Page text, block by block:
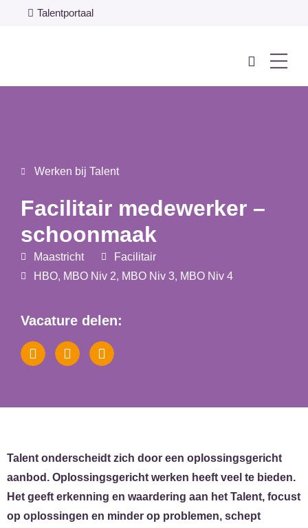
Talentportaal
Werken bij Talent
Facilitair medewerker –
schoonmaak
Maastricht
Facilitair
HBO, MBO Niv 2, MBO Niv 3, MBO Niv 4
Vacature delen:
Talent onderscheidt zich door een oplossingsgericht
aanbod. Oplossingsgericht werken heeft veel te bieden.
Het geeft erkenning en waardering aan het Talent, focust
op oplossingen en minder op problemen, schept